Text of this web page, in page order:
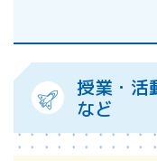
授業・活
など